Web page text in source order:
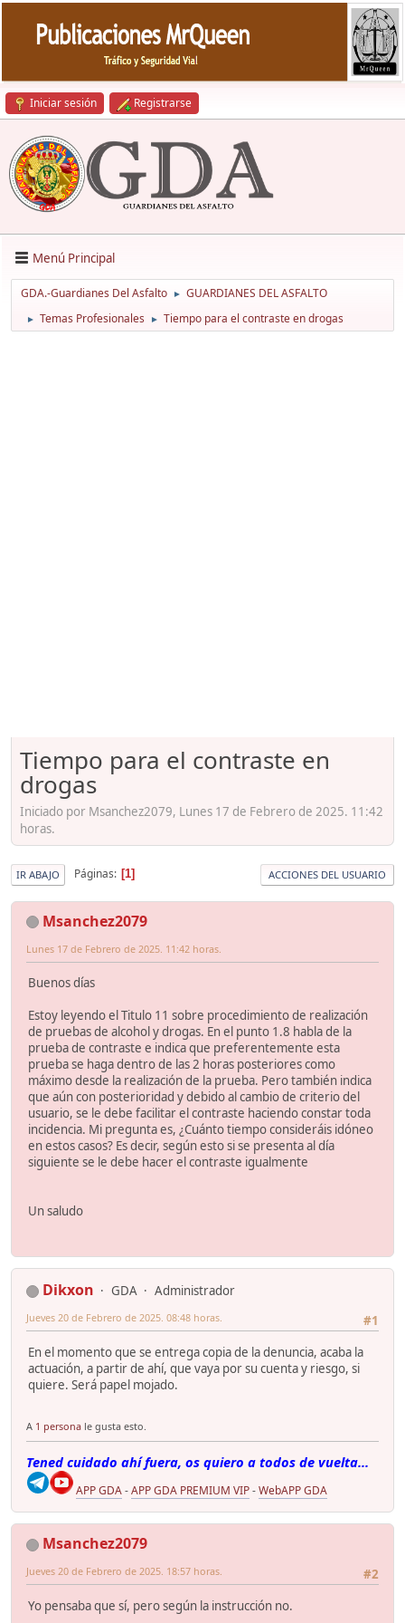
Iniciar sesión Registrarse
Menú Principal
GDA.-Guardianes Del Asfalto ► GUARDIANES DEL ASFALTO
► Temas Profesionales ► Tiempo para el contraste en drogas
Tiempo para el contraste en
drogas
Iniciado por Msanchez2079, Lunes 17 de Febrero de 2025. 11:42
horas.
IR ABAJO Páginas 1 ACCIONES DEL USUARIO
Msanchez2079
Lunes 17 de Febrero de 2025. 11:42 horas.
Buenos días
Estoy leyendo el Titulo 11 sobre procedimiento de realización
de pruebas de alcohol y drogas. En el punto 1.8 habla de la
prueba de contraste e indica que preferentemente esta
prueba se haga dentro de las 2 horas posteriores como
máximo desde la realización de la prueba. Pero también indica
que aún con posterioridad y debido al cambio de criterio del
usuario, se le debe facilitar el contraste haciendo constar toda
incidencia. Mi pregunta es, ¿Cuánto tiempo consideráis idóneo
en estos casos? Es decir, según esto si se presenta al día
siguiente se le debe hacer el contraste igualmente
Un saludo
Dikxon GDA
Administrador
#1
Jueves 20 de Febrero de 2025. 08:48 horas.
En el momento que se entrega copia de la denuncia, acaba la
actuación, a partir de ahí, que vaya por su cuenta y riesgo, si
quiere. Será papel mojado.
A 1 persona le gusta esto.
Tened cuidado ahí fuera, os quiero a todos de vuelta...
APP GDA-APP GDA PREMIUM VIP-WebAPP GDA
Msanchez2079
#2
Jueves 20 de Febrero de 2025. 18:57 horas.
Yo pensaba que sí, pero según la instrucción no.